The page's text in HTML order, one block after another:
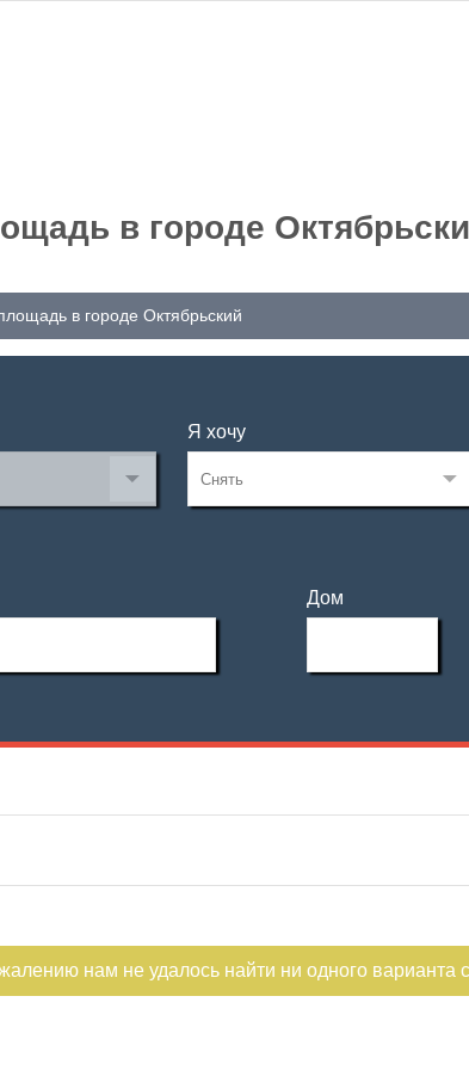
в городе
в городе Октябрьский
Я хочу
Дом
нам не удалось найти ни одного